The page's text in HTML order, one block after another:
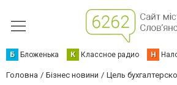
Б Бложенька К Классное радио Н
Головна Бізнес новини Цель